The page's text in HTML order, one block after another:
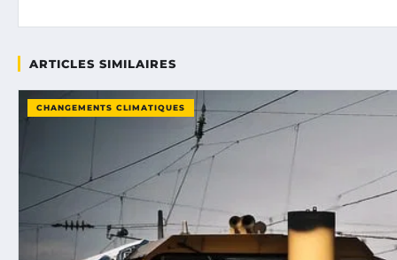
ARTICLES SIMILAIRES
CHANGEMENTS CLIMATIQUES